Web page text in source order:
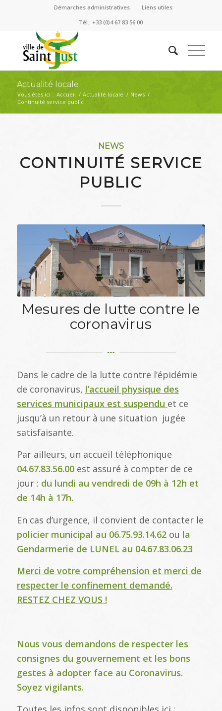
Démarches administratives
Liens utiles
Tél.: +33 (0)4 67 83 56 00
Actualité locale
Vous êtes ici : Accueil / Actualité locale / News /
Continuité service public
NEWS
CONTINUITÉ SERVICE
PUBLIC
Mesures de lutte contre le
coronavirus
Dans le cadre de la lutte contre l’épidémie
de coronavirus, l’accueil physique des
services municipaux est suspendu et ce
jusqu’à un retour à une situation jugée
satisfaisante.
Par ailleurs, un accueil téléphonique
04.67.83.56.00est assuré à compter de ce
jour : du lundi au vendredi de 09h à 12h et
de 14h à 17h.
En cas d’urgence, il convient de contacter le
policier municipal au 06.75.93.14.62ou la
Gendarmerie de LUNEL au 04.67.83.06.23
Merci de votre compréhension et merci de
respecter le confinement demandé.
RESTEZ CHEZ VOUS !
Nous vous demandons de respecter les
consignes du gouvernement et les bons
gestes à adopter face au Coronavirus.
Soyez vigilants.